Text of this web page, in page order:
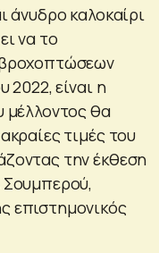
άνυδρο καλοκαίρι
να το
2022, είναι η
μέλλοντος θα
τιμές του
την έκθεση
επιστημονικός